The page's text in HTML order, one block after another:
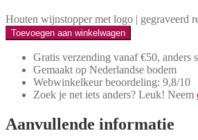
Houten wijnstopper met logo | gegraveerd
Toevoegen aan winkelwagen
Gratis verzending vanaf €50, anders
Gemaakt op Nederlandse bodem
Webwinkelkeur beoordeling: 9,8/10
Zoek je net iets anders? Leuk! Neem
Aanvullende informatie